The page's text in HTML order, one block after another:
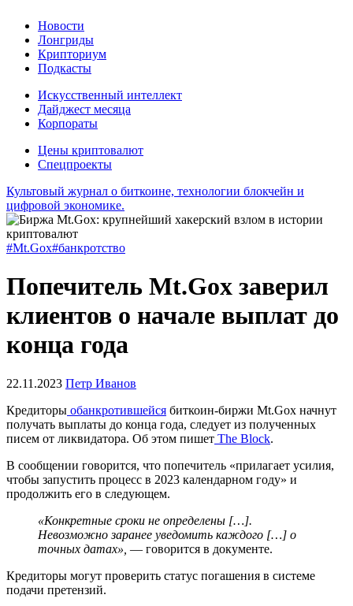
Новости
Лонгриды
Крипториум
Подкасты
Искусственный интеллект
Дайджест месяца
Корпораты
Цены криптовалют
Спецпроекты
Культовый журнал о биткоине, технологии блокчейн и
цифровой экономике.
#Mt.Gox#банкротство
Попечитель Mt.Gox заверил
клиентов о начале выплат до
конца года
22.11.2023 Петр Иванов
Кредиторы обанкротившейся биткоин-биржи Mt.Gox начнут
получать выплаты до конца года, следует из полученных
писем от ликвидатора. Об этом пишет The Block.
В сообщении говорится, что попечитель «прилагает усилия,
чтобы запустить процесс в 2023 календарном году» и
продолжить его в следующем.
«Конкретные сроки не определены […].
Невозможно заранее уведомить каждого […] о
точных датах», — говорится в документе.
Кредиторы могут проверить статус погашения в системе
подачи претензий.